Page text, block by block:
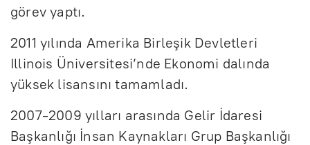
görev yaptı.
2011 yılında Amerika Birleşik Devletleri
Illinois Üniversitesi’nde Ekonomi dalında
yüksek lisansını tamamladı.
2007-2009 yılları arasında Gelir İdaresi
Başkanlığı İnsan Kaynakları Grup Başkanlığı